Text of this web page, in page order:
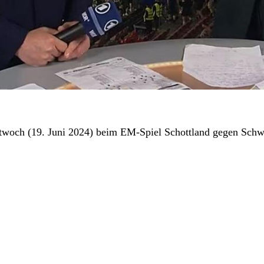
(19. Juni 2024) beim EM-Spiel Schottland gegen